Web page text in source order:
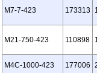
M7‑7‑423 173313
M21‑750‑423 110898
M4C‑1000‑423 177006